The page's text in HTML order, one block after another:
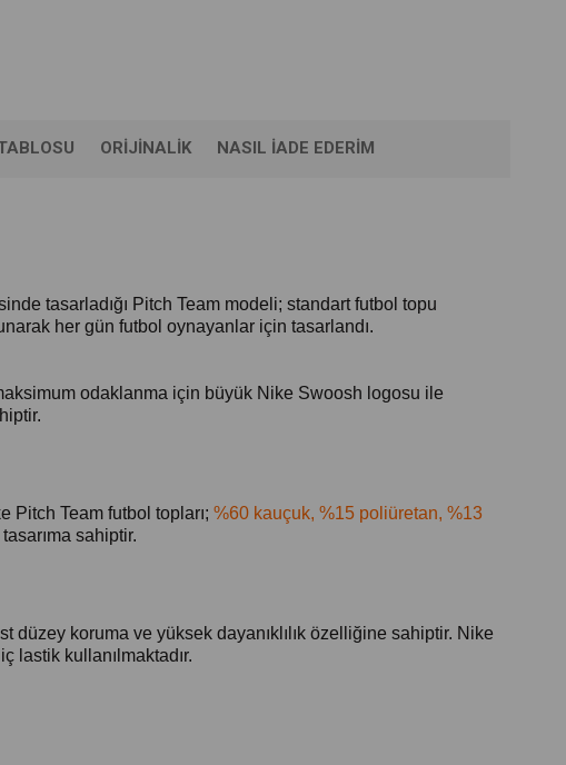
ORIJINALIK NASIL İADE EDERIM
tasarladığı Pitch Team modeli; standart futbol topu
her gün futbol oynayanlar için tasarlandı.
odaklanma için büyük Nike Swoosh logosu ile
Pitch Team futbol topları; %60 kauçuk, %15 poliüretan, %13
sahiptir.
koruma ve yüksek dayanıklılık özelliğine sahiptir. Nike
lastik kullanılmaktadır.